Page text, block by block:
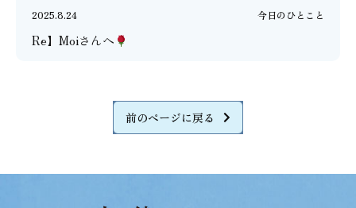
2025.8.24 今日のひとこと
Re】Moiさんへ
前のページに戻る